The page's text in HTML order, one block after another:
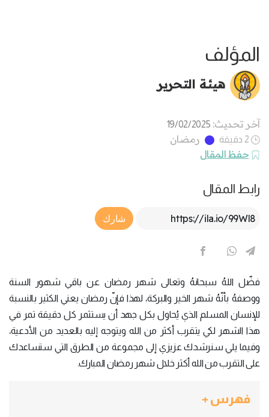
المؤلف
هيئة التحرير
آخر تحديث: 19/02/2025
2 دقيقة
رمضان
حفظ المقال
رابط المقال
Article Link
شارك
فضّل اللهُ سبحانهُ وتعالى شهر رمضان عن باقي شهور السنة
ووصفهُ بأنّهُ شهر الخير والبركة، لهذا فإنّ رمضان يعني الكثير بالنسبة
للإنسان المسلم الذي يُحاول بكل جهد أن يستثمر كل دقيقة تمر في
هذا الشهر لكي يتقرب أكثر من الله ويتوجه إليه بالعديد من الأدعية،
وفيما يلي سنرشدك عزيزي إلى مجموعة من الطرق التي ستساعدك
على التقرب من الله أكثر خلال شهر رمضان المبارك.
فهرس +